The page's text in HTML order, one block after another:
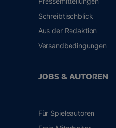
Schreibtischblick
Aus der Redaktion
Versandbedingungen
JOBS & AUTOREN
Für Spieleautoren